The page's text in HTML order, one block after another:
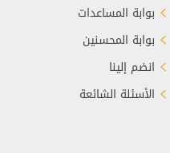
بوابة المساعدات
بوابة المحسنين
انضم إلينا
الأسئلة الشائعة